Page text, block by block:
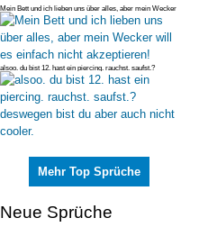
Mein Bett und ich lieben uns über alles, aber mein Wecker
will es einfac
alsoo. du bist 12. hast ein piercing. rauchst. saufst.?
deswegen bist du
Mehr Top Sprüche
Neue Sprüche